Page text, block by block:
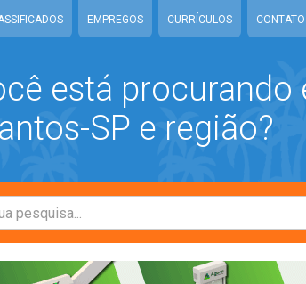
EMPREGOS CURRÍCULOS CONTATO
está procurando
SP e região?